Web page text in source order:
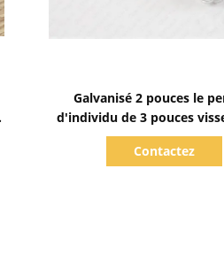
Galvanisé 2 pouces le
d'individu de 3 pouces
principale ronde de
Phillips sous la tête
Contactez